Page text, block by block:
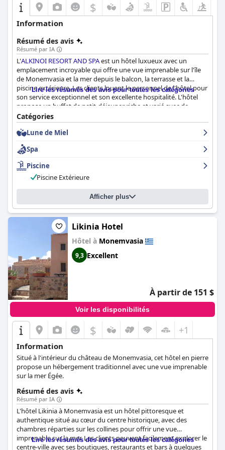
$
Information
Résumé des avis
Résumé par IA
L'ALKINOI RESORT AND SPAest un hôtel luxueux avec un
emplacement incroyable qui offre une vue imprenable sur l'île
de Monemvasia et la mer depuis le balcon, la terrasse et la
piscine extérieure. Les clients louent le personnel de l'hôtel pour
son service exceptionnel et son excellente hospitalité. L'hôtel
propose un buffet de petit-déjeuner riche et varié avec de
bonnes options, bien que les fruits frais fassent défaut. Les
chambres sont spacieuses, magnifiquement aménagées et
d'une propreté étincelante, avec des équipements modernes.
Les installations et les services du spa sont tout aussi
impressionnants et la piscine extérieure est décrite comme
immense, charmante et parfaite. Dans l'ensemble, les clients
vivent une expérience de rêve avec des installations et des
services exceptionnels dans un endroit idéal pour explorer
Monemvasia.
Lire les résumés des avis pour toutes les catégories
Catégories
Lune de Miel
Spa
Piscine
Piscine Extérieure
Afficher plus
Likinia Hotel
Hôtel à Monemvasia
9,3 Excellent
À partir de 151 $
Voir les disponibilités
$ +1
Information
Situé à l'intérieur du château de Monemvasia, cet hôtel en pierre
propose un hébergement traditionnel avec une vue imprenable
sur la mer Égée.
Résumé des avis
Résumé par IA
L'hôtel Likinia à Monemvasia est un hôtel pittoresque et
authentique situé au cœur du centre historique, avec des
chambres réparties sur les collines pour offrir une vue
imprenable sur la mer. Les clients peuvent facilement explorer le
centre-ville avec ses boutiques, restaurants et bars à quelques
Lire les résumés des avis pour toutes les catégories